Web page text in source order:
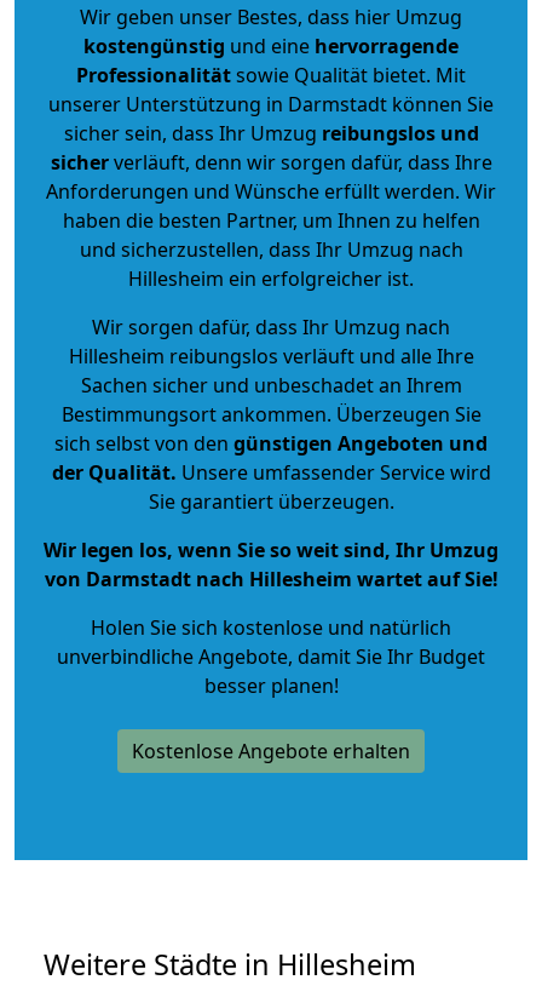
Wir geben unser Bestes, dass hier Umzug
kostengünstig und eine hervorragende
Professionalitätsowie Qualität bietet. Mit
unserer Unterstützung in Darmstadt können Sie
sicher sein, dass Ihr Umzug reibungslos und
sicherverläuft, denn wir sorgen dafür, dass Ihre
Anforderungen und Wünsche erfüllt werden. Wir
haben die besten Partner, um Ihnen zu helfen
und sicherzustellen, dass Ihr Umzug nach
Hillesheim ein erfolgreicher ist.
Wir sorgen dafür, dass Ihr Umzug nach
Hillesheim reibungslos verläuft und alle Ihre
Sachen sicher und unbeschadet an Ihrem
Bestimmungsort ankommen. Überzeugen Sie
sich selbst von den günstigen Angeboten und
der Qualität. Unsere umfassender Service wird
Sie garantiert überzeugen.
Wir legen los, wenn Sie so weit sind, Ihr Umzug
von Darmstadt nach Hillesheim wartet auf Sie!
Holen Sie sich kostenlose und natürlich
unverbindliche Angebote, damit Sie Ihr Budget
besser planen!
Kostenlose Angebote erhalten
Weitere Städte in Hillesheim